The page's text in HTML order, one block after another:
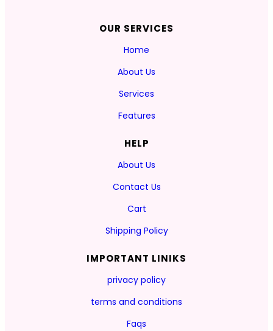
OUR SERVICES
Home
About Us
Services
Features
HELP
About Us
Contact Us
Cart
Shipping Policy
IMPORTANT LINIKS
privacy policy
terms and conditions
Faqs